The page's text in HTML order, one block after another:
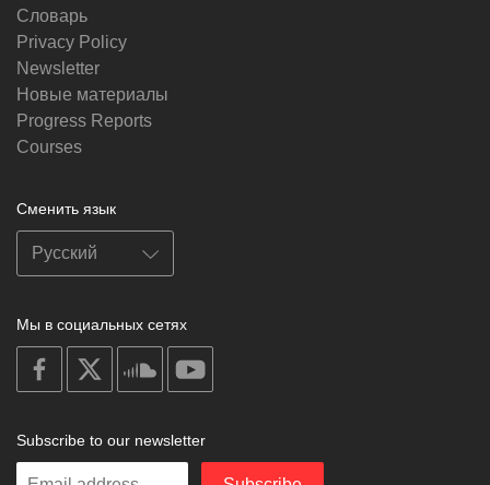
Словарь
Privacy Policy
Newsletter
Новые материалы
Progress Reports
Courses
Сменить язык
Мы в социальных сетях
on
facebook
soundcloud
Subscribe to our newsletter
Enter